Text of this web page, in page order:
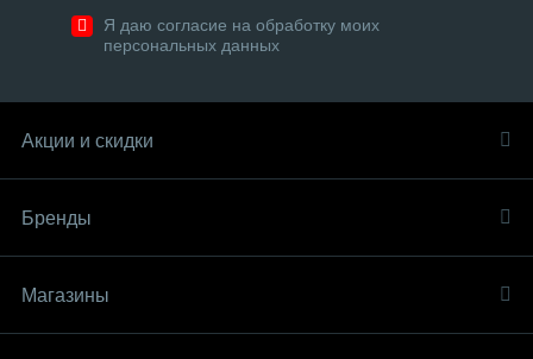
Я даю согласие на обработку моих
персональных данных
Акции и скидки
Бренды
Магазины